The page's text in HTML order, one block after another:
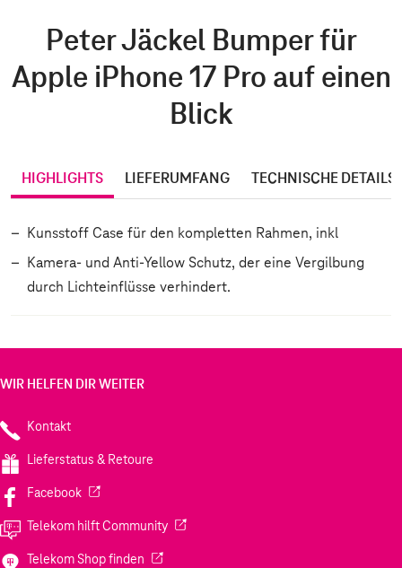
Peter Jäckel Bumper für
Apple iPhone 17 Pro auf einen
Blick
HIGHLIGHTS LIEFERUMFANG TECHNISCHE DETAILS
Kunsstoff Case für den kompletten Rahmen, inkl
Kamera- und Anti-Yellow Schutz, der eine Vergilbung
durch Lichteinflüsse verhindert.
WIR HELFEN DIR WEITER
Kontakt
Lieferstatus & Retoure
Facebook(Wird in einem neuen Tab geöffnet)
Telekom hilft Community(Wird in einem neuen Tab geöffnet)
Telekom Shop finden (Wird in einem neuen Tab geöffnet)